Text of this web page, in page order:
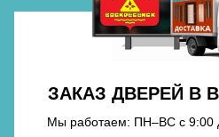
ЗАКАЗ ДВЕРЕЙ В
Мы работаем: ПН–ВС с 9:00